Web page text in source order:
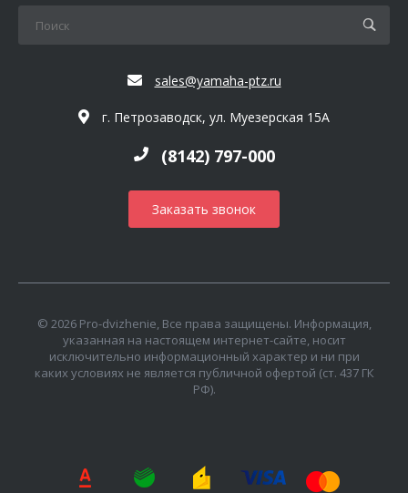
sales@yamaha-ptz.ru
г. Петрозаводск, ул. Муезерская 15А
(8142) 797-000
Заказать звонок
© 2026 Pro-dvizhenie, Все права защищены. Информация,
указанная на настоящем интернет-сайте, носит
исключительно информационный характер и ни при
каких условиях не является публичной офертой (ст. 437 ГК
РФ).